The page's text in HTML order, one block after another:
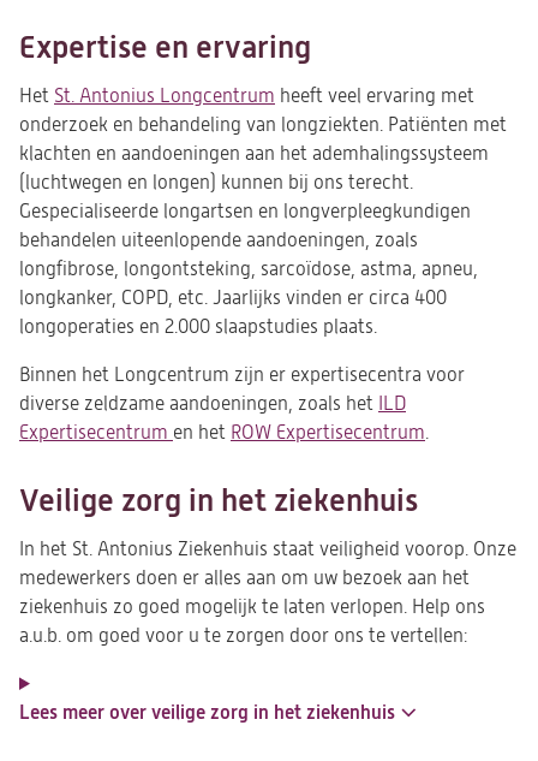
Expertise en ervaring
Het St. Antonius Longcentrum heeft veel ervaring met
onderzoek en behandeling van longziekten. Patiënten met
klachten en aandoeningen aan het ademhalingssysteem
(luchtwegen en longen) kunnen bij ons terecht.
Gespecialiseerde longartsen en longverpleegkundigen
behandelen uiteenlopende aandoeningen, zoals
longfibrose, longontsteking, sarcoïdose, astma, apneu,
longkanker, COPD, etc. Jaarlijks vinden er circa 400
longoperaties en 2.000 slaapstudies plaats.
Binnen het Longcentrum zijn er expertisecentra voor
diverse zeldzame aandoeningen, zoals het ILD
Expertisecentrum en het ROW Expertisecentrum.
Veilige zorg in het ziekenhuis
In het St. Antonius Ziekenhuis staat veiligheid voorop. Onze
medewerkers doen er alles aan om uw bezoek aan het
ziekenhuis zo goed mogelijk te laten verlopen. Help ons
a.u.b. om goed voor u te zorgen door ons te vertellen:
Lees meer over veilige zorg in het ziekenhuis